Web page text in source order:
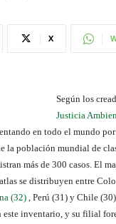
X
Según los
Justicia
en todo el mundo por
la población mundial de
más de 300 casos. El
se distribuyen entre
(32) , Perú (31) y Chile
inventario, y su filial